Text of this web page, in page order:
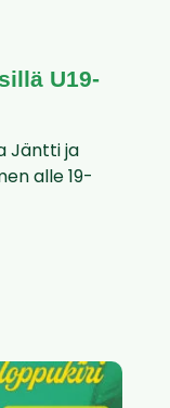
U19-
Jäntti ja
alle 19-